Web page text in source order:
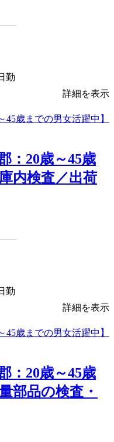
勤
詳細を表示
：20歳～45歳
内検査／出荷
勤
詳細を表示
：20歳～45歳
部品の検査・